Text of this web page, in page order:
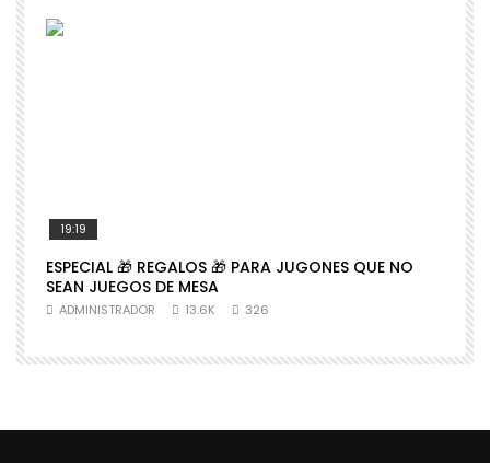
19:19
ESPECIAL 🎁 REGALOS 🎁 PARA JUGONES QUE NO
SEAN JUEGOS DE MESA
ADMINISTRADOR 13.6K 326